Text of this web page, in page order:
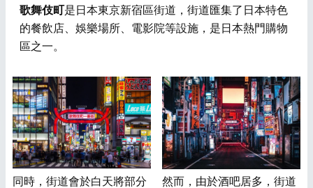
歌舞伎町是日本東京新宿區街道，街道匯集了日本特色
的餐飲店、娛樂場所、電影院等設施，是日本熱門購物
區之一。
同時，街道會於白天將部分
然而，由於酒吧居多，街道